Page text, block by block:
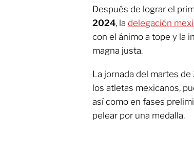
Después de lograr el
2024, la delegación
con el ánimo a tope y la
magna justa.
La jornada del martes
los atletas mexicanos,
así como en fases
pelear por una medalla.